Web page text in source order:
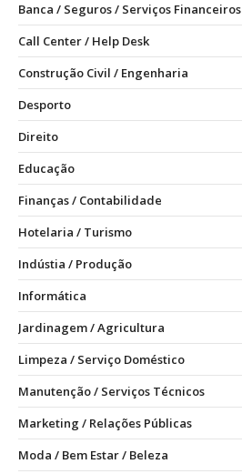
Banca / Seguros / Serviços Financeiros
Call Center / Help Desk
Construção Civil / Engenharia
Desporto
Direito
Educação
Finanças / Contabilidade
Hotelaria / Turismo
Indústia / Produção
Informática
Jardinagem / Agricultura
Limpeza / Serviço Doméstico
Manutenção / Serviços Técnicos
Marketing / Relações Públicas
Moda / Bem Estar / Beleza